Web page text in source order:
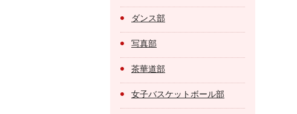
ダンス部
写真部
茶華道部
女子バスケットボール部